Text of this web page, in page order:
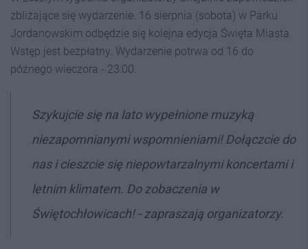
zbliżające się wydarzenie. 16 sierpnia (sobota) w Parku
Jordanowskim odbędzie się kolejna edycja Święta Miasta.
Wstęp jest bezpłatny. Wydarzenie potrwa od 16 do
późnego wieczora - 23:00.
Szykujcie się na lato wypełnione muzyką
niezapomnianymi wspomnieniami! Dołączcie do
nas i cieszcie się niepowtarzalnymi koncertami i
letnim klimatem. Do zobaczenia w
Świętochłowicach! - zapraszają organizatorzy.